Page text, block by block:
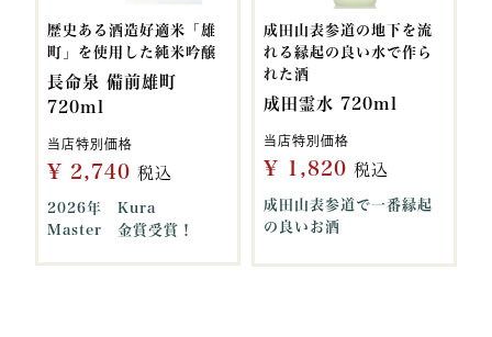
歴史ある酒造好適米「雄
町」を使用した純米吟醸
長命泉 備前雄町
720ml
当店特別価格
¥ 2,740 税込
2026年 Kura
Master 金賞受賞！
成田山表参道の地下を流
れる縁起の良い水で作ら
れた酒
成田霊水 720ml
当店特別価格
¥ 1,820 税込
成田山表参道で一番縁起
の良いお酒